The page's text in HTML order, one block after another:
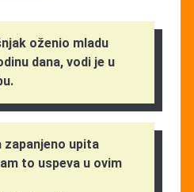
oženio mladu
dana, vodi je u
upita
to uspeva u ovim